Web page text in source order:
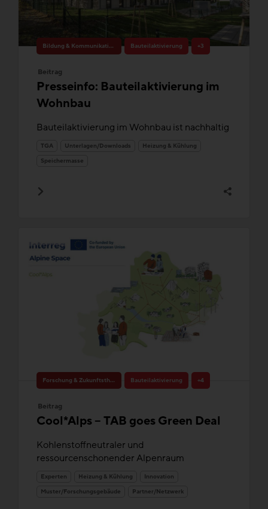
Bildung & Kommunikation Bauteilaktivierung +3
Beitrag
Presseinfo: Bauteilaktivierung im
Wohnbau
Bauteilaktivierung im Wohnbau ist nachhaltig
TGA Unterlagen/Downloads
Heizung & Kühlung
Speichermasse
Forschung & Zukunftsthemen Bauteilaktivierung +4
Beitrag
Cool*Alps – TAB goes Green Deal
Kohlenstoffneutraler und
ressourcenschonender Alpenraum
Experten Heizung & Kühlung
Innovation
Muster/Forschungsgebäude
Partner/Netzwerk